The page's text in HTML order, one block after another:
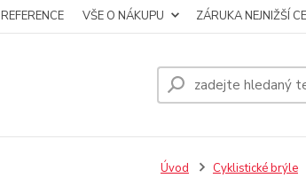
REFERENCE VŠE O NÁKUPU ZÁRUKA NEJNIŽŠÍ
Úvod Cyklistické brýle